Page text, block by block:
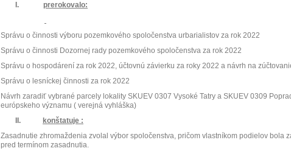
I. prerokovalo:
Správu o činnosti výboru pozemkového spoločenstva urbarialistov za rok 2022
Správu o činnosti Dozornej rady pozemkového spoločenstva za rok 2022
Správu o hospodárení za rok 2022, účtovnú závierku za roky 2022 a návrh na
Správu o lesníckej činnosti za rok 2022
Návrh zaradiť vybrané parcely lokality SKUEV 0307 Vysoké Tatry a SKUEV 0309
európskeho významu ( verejná vyhláška)
II.
konštatuje :
Zasadnutie zhromaždenia zvolal výbor spoločenstva, pričom vlastníkom podielov bola
pred termínom zasadnutia.